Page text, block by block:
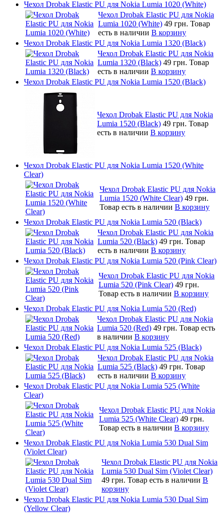
Чехол Drobak Elastic PU для Nokia Lumia 1020 (White)
Чехол Drobak Elastic PU для Nokia
Lumia 1020 (White) 49 грн. Товар
есть в наличии В корзину
Чехол Drobak Elastic PU для Nokia Lumia 1320 (Black)
Чехол Drobak Elastic PU для Nokia
Lumia 1320 (Black) 49 грн. Товар
есть в наличии В корзину
Чехол Drobak Elastic PU для Nokia Lumia 1520 (Black)
Чехол Drobak Elastic PU для Nokia
Lumia 1520 (Black) 49 грн. Товар
есть в наличии В корзину
Чехол Drobak Elastic PU для Nokia Lumia 1520 (White
Clear)
Чехол Drobak Elastic PU для Nokia
Lumia 1520 (White Clear) 49 грн.
Товар есть в наличии В корзину
Чехол Drobak Elastic PU для Nokia Lumia 520 (Black)
Чехол Drobak Elastic PU для Nokia
Lumia 520 (Black) 49 грн. Товар
есть в наличии В корзину
Чехол Drobak Elastic PU для Nokia Lumia 520 (Pink Clear)
Чехол Drobak Elastic PU для Nokia
Lumia 520 (Pink Clear) 49 грн.
Товар есть в наличии В корзину
Чехол Drobak Elastic PU для Nokia Lumia 520 (Red)
Чехол Drobak Elastic PU для Nokia
Lumia 520 (Red) 49 грн. Товар есть
в наличии В корзину
Чехол Drobak Elastic PU для Nokia Lumia 525 (Black)
Чехол Drobak Elastic PU для Nokia
Lumia 525 (Black) 49 грн. Товар
есть в наличии В корзину
Чехол Drobak Elastic PU для Nokia Lumia 525 (White
Clear)
Чехол Drobak Elastic PU для Nokia
Lumia 525 (White Clear) 49 грн.
Товар есть в наличии В корзину
Чехол Drobak Elastic PU для Nokia Lumia 530 Dual Sim
(Violet Clear)
Чехол Drobak Elastic PU для Nokia
Lumia 530 Dual Sim (Violet Clear)
49 грн. Товар есть в наличии В
корзину
Чехол Drobak Elastic PU для Nokia Lumia 530 Dual Sim
(Yellow Clear)